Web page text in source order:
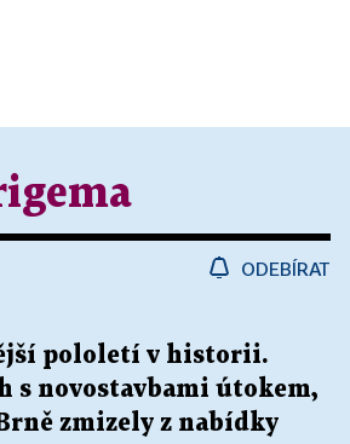
ODEBÍRAT
pololetí v historii.
s novostavbami útokem,
zmizely z nabídky